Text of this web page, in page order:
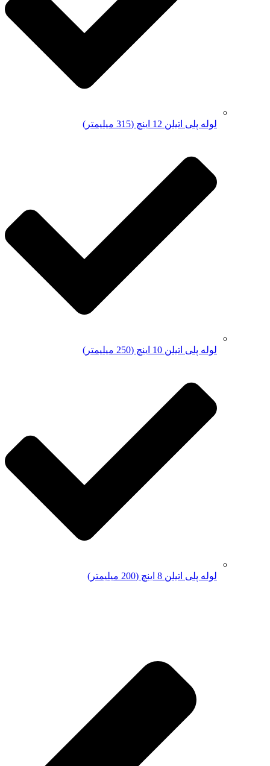
لوله پلی اتیلن 12 اینچ (315 میلیمتر)
لوله پلی اتیلن 10 اینچ (250 میلیمتر)
لوله پلی اتیلن 8 اینچ (200 میلیمتر)